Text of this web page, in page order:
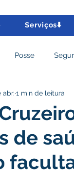
Serviços⬇️
Posse
Cidadania
Tributos
de
abr. 1 min de leitura